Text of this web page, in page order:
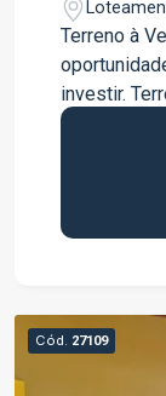
Terreno à
investir. Terreno localizado no bairro Villa Branca,
em região
comercial,
comercial Bairro planejado e em constante
entre em
Cód. 27109